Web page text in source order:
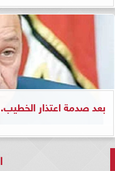
بعد صدمة اعتذار